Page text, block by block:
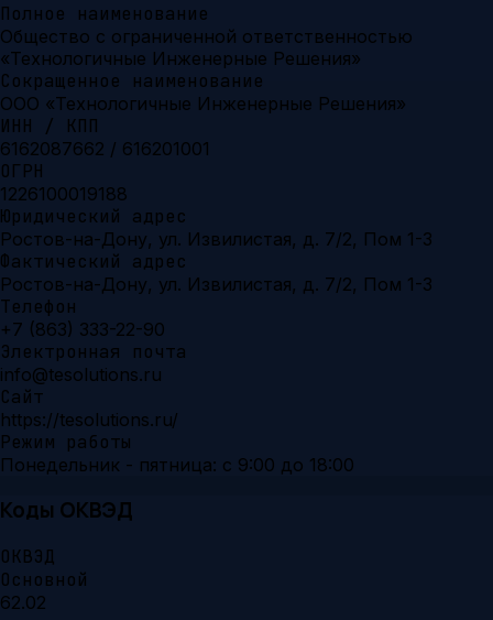
Полное наименование
Общество с ограниченной ответственностью
«Технологичные Инженерные Решения»
Сокращенное наименование
ООО «Технологичные Инженерные Решения»
ИНН / КПП
6162087662 / 616201001
ОГРН
1226100019188
Юридический адрес
Ростов-на-Дону, ул. Извилистая, д. 7/2, Пом 1-3
Фактический адрес
Ростов-на-Дону, ул. Извилистая, д. 7/2, Пом 1-3
Телефон
+7 (863) 333-22-90
Электронная почта
info@tesolutions.ru
Сайт
https://tesolutions.ru/
Режим работы
Понедельник - пятница: с 9:00 до 18:00
Коды ОКВЭД
ОКВЭД
Основной
62.02